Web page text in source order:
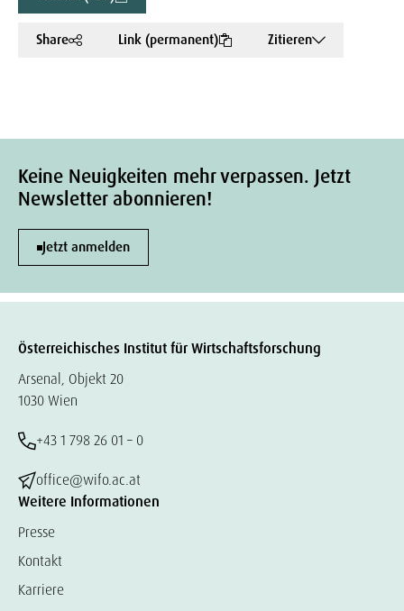
Share Link (permanent) Zitieren
Keine Neuigkeiten mehr verpassen. Jetzt
Newsletter abonnieren!
Jetzt anmelden
Österreichisches Institut für Wirtschaftsforschung
Arsenal, Objekt 20
1030 Wien
+43 1 798 26 01 – 0
office@wifo.ac.at
Weitere Informationen
Presse
Kontakt
Karriere